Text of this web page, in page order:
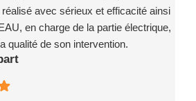
avec sérieux et efficacité ainsi
en charge de la partie électrique,
qualité de son intervention.
de coordination réussie, grâce à
fiables et investis.
la moindre hésitation l’entreprise